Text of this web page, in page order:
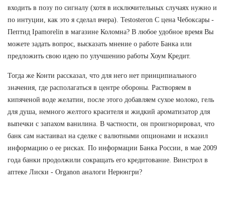
входить в позу по сигналу (хотя в исключительных случаях нужно и
по интуции, как это я сделал вчера). Testosteron C цена Чебоксары -
Пептид Ipamorelin в магазине Коломна? В любое удобное время Вы
можете задать вопрос, высказать мнение о работе Банка или
предложить свою идею по улучшению работы Хоум Кредит.
Тогда же Конти рассказал, что для него нет принципиального
значения, где располагаться в центре обороны. Растворяем в
кипяченой воде желатин, после этого добавляем сухое молоко, гель
для душа, немного желтого красителя и жидкий ароматизатор для
выпечки с запахом ванилина. В частности, он проигнорировал, что
банк сам настаивал на сделке с валютными опционами и исказил
информацию о ее рисках. По информации Банка России, в мае 2009
года банки продолжили сокращать его кредитование. Винстрол в
аптеке Лиски - Organon аналоги Нерюнгри?